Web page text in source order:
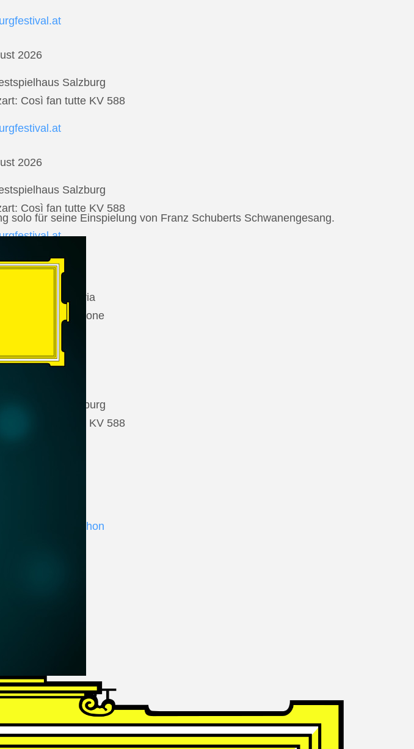
2026
Salzburg
Così fan tutte KV 588
2026
Salzburg
Così fan tutte KV 588
2026
de Santa Maria
schöne Magelone
Salzburg
Così fan tutte KV 588
Grammophon
solo für seine Einspielung von Franz Schuberts Schwanengesang.